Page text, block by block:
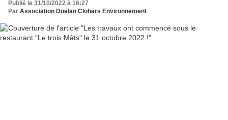
Publié le 31/10/2022 à 16:27
Par Association Doëlan Clohars Environnement